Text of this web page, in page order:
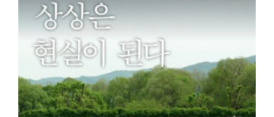
민속 인사이드
원문보기 PDF